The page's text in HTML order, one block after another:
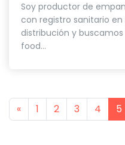
Soy productor de
con registro sanitario
distribución y
food...
«Previous
1 2 3 4 5